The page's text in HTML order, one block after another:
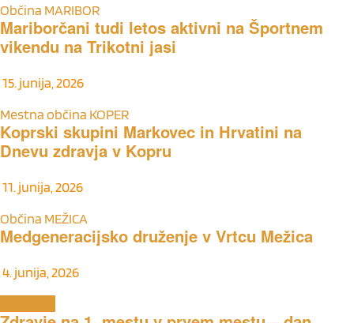
Občina MARIBOR
Mariborčani tudi letos aktivni na Športnem
vikendu na Trikotni jasi
15. junija, 2026
Mestna občina KOPER
Koprski skupini Markovec in Hrvatini na
Dnevu zdravja v Kopru
11. junija, 2026
Občina MEŽICA
Medgeneracijsko druženje v Vrtcu Mežica
4. junija, 2026